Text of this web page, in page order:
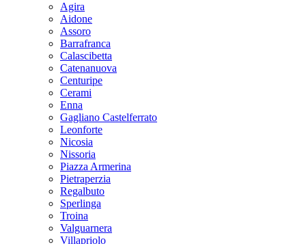
Agira
Aidone
Assoro
Barrafranca
Calascibetta
Catenanuova
Centuripe
Cerami
Enna
Gagliano Castelferrato
Leonforte
Nicosia
Nissoria
Piazza Armerina
Pietraperzia
Regalbuto
Sperlinga
Troina
Valguarnera
Villapriolo